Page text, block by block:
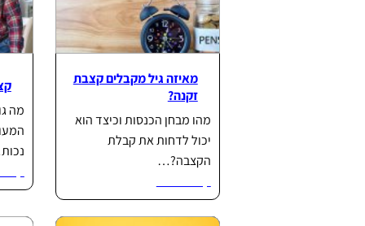
מאיזה גיל מקבלים קצבת
זקנה?
מהו מבחן הכנסות וכיצד הוא
יכול לדחות את קבלת
הקצבה?…
מה